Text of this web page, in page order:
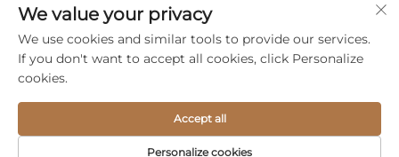
Service Co., Ltd. -
Patakaran sa privacy
Mga Produkto Serbisyo
Tungkol Sa Amin
We value your privacy
We use cookies and similar tools to provide our services.
If you don't want to accept all cookies, click Personalize
cookies.
Personalize cookies
Accept all